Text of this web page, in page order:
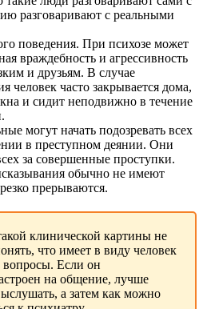
разговаривают с реальными
поведения. При психозе может
враждебность и агрессивность
и друзьям. В случае
человек часто закрывается дома,
и сидит неподвижно в течение
могут начать подозревать всех
в преступном деянии. Они
за совершенные проступки.
обычно не имеют
прерываются.
клинической картины не
что имеет в виду человек
вопросы. Если он
на общение, лучше
а затем как можно